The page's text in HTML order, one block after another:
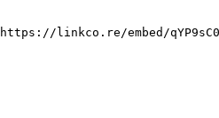
linkco.re/embed/